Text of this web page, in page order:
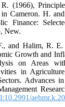
(1966),
Cameron. H.
Finance:
New.
and Halim, R. E.
Growth and
on Areas
in
Advances